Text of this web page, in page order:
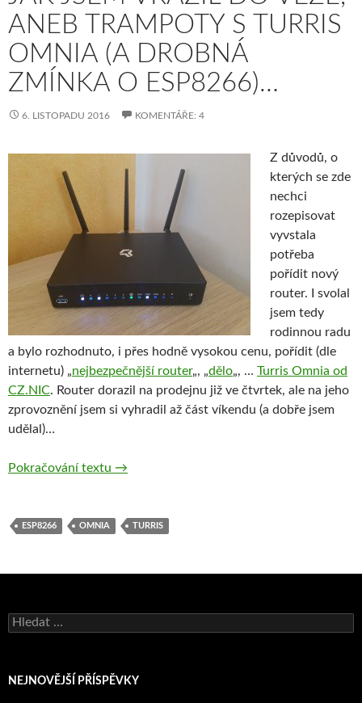
ANEB TRAMPOTY S TURRIS
OMNIA (A DROBNÁ
ZMÍNKA O ESP8266)…
6. LISTOPADU 2016 KOMENTÁŘE: 4
Z důvodů, o
kterých se zde
nechci
rozepisovat
vyvstala
potřeba
pořídit nový
router. I svolal
jsem tedy
rodinnou radu
a bylo rozhodnuto, i přes hodně vysokou cenu, pořídit (dle
internetu) „nejbezpečnější router„, „dělo„, … Turris Omnia od
CZ.NIC. Router dorazil na prodejnu již ve čtvrtek, ale na jeho
zprovoznění jsem si vyhradil až část víkendu (a dobře jsem
udělal)…
Pokračování textu Jak jsem vrazil do věže, aneb trampoty s
→
ESP8266 OMNIA TURRIS
Vyhledávání
NEJNOVĚJŠÍ PŘÍSPĚVKY